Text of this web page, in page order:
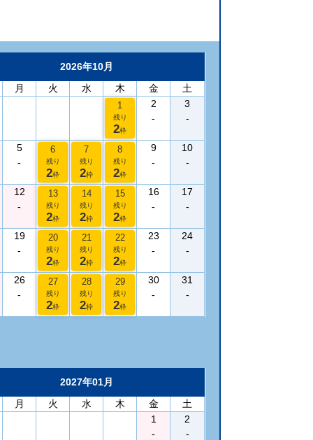
2026年10月
月
火 水 木 金 土
1
残り
2枠
2
-
3
-
5
-
6
残り
2枠
7
残り
2枠
8
残り
2枠
9
-
10
-
12
-
13
残り
2枠
14
残り
2枠
15
残り
2枠
16
-
17
-
19
-
20
残り
2枠
21
残り
2枠
22
残り
2枠
23
-
24
-
26
-
27
残り
2枠
28
残り
2枠
29
残り
2枠
30
-
31
-
2027年01月
月
火 水 木 金
土
1
-
2
-